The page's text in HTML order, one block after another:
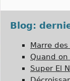
Blog:
Marre
Quand
Super El